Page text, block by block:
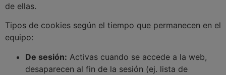
de ellas.
Tipos de cookies según el tiempo que permanecen en el
equipo:
De sesión: Activas cuando se accede a la web,
desaparecen al fin de la sesión (ej. lista de